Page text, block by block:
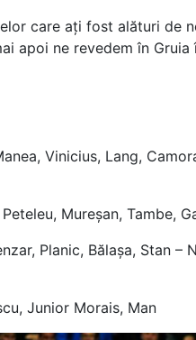
care ați fost alături de
apoi ne revedem în
Vinicius, Lang,
Mureșan, Tambe,
Planic, Bălașa, Stan –
Junior Morais, Man